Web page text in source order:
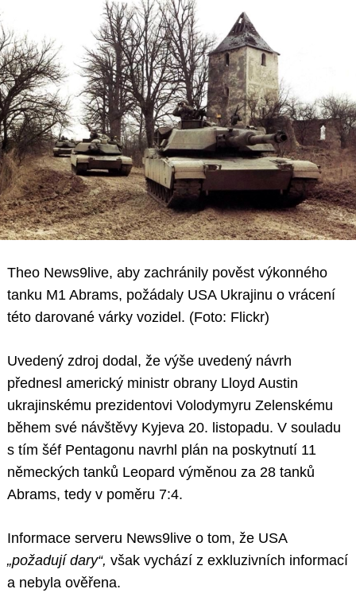
Theo News9live, aby zachránily pověst výkonného
tanku M1 Abrams, požádaly USA Ukrajinu o vrácení
této darované várky vozidel. (Foto: Flickr)
Uvedený zdroj dodal, že výše uvedený návrh
přednesl americký ministr obrany Lloyd Austin
ukrajinskému prezidentovi Volodymyru Zelenskému
během své návštěvy Kyjeva 20. listopadu. V souladu
s tím šéf Pentagonu navrhl plán na poskytnutí 11
německých tanků Leopard výměnou za 28 tanků
Abrams, tedy v poměru 7:4.
Informace serveru News9live o tom, že USA
„požadují dary“, však vychází z exkluzivních informací
a nebyla ověřena.